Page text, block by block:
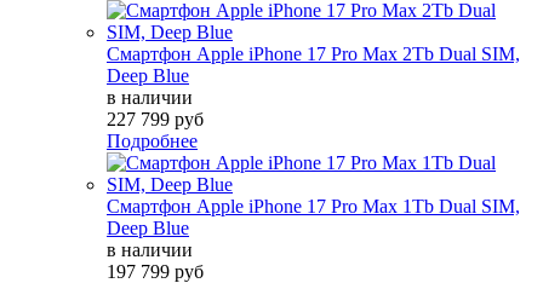
Смартфон Apple iPhone 17 Pro Max 2Tb Dual SIM,
Deep Blue
в наличии
227 799 руб
Подробнее
Смартфон Apple iPhone 17 Pro Max 1Tb Dual SIM,
Deep Blue
в наличии
197 799 руб